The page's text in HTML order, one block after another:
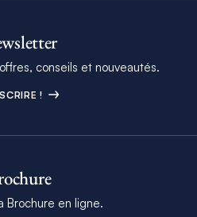
conseils et nouveautés.
!
Brochure en ligne.